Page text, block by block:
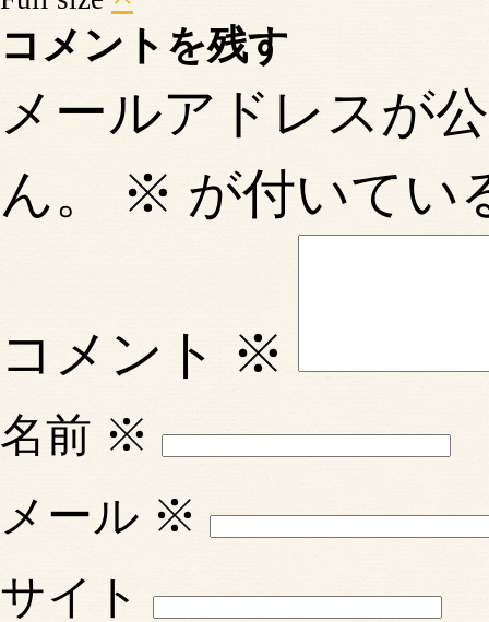
コメントを残す
メールアドレスが
ん。
※ が付いてい
コメント ※
名前 ※
メール ※
サイト